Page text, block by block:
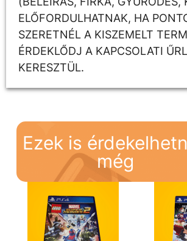
ELŐFORDULHATNAK, HA
SZERETNÉL A KISZEMELT
ÉRDEKLŐDJ A KAPCSOLATI
KERESZTÜL.
Ezek is
még